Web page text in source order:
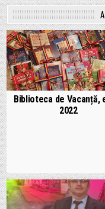
Biblioteca de Vacanță,
2022